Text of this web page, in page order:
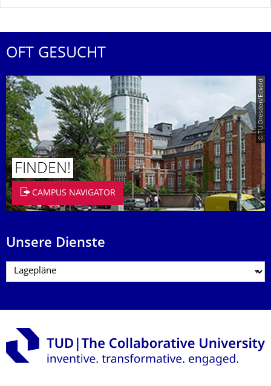
OFT GESUCHT
© TU Dresden/Eckold
FINDEN!
CAMPUS NAVIGATOR
Unsere Dienste